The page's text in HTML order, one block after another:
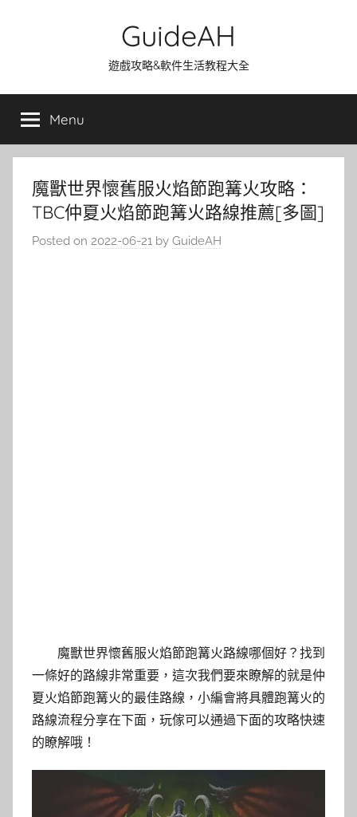
GuideAH
遊戲攻略&軟件生活教程大全
Menu
魔獸世界懷舊服火焰節跑篝火攻略：
TBC仲夏火焰節跑篝火路線推薦[多圖]
Posted on 2022-06-21 by GuideAH
魔獸世界懷舊服火焰節跑篝火路線哪個好？找到
一條好的路線非常重要，這次我們要來瞭解的就是仲
夏火焰節跑篝火的最佳路線，小編會將具體跑篝火的
路線流程分享在下面，玩傢可以通過下面的攻略快速
的瞭解哦！